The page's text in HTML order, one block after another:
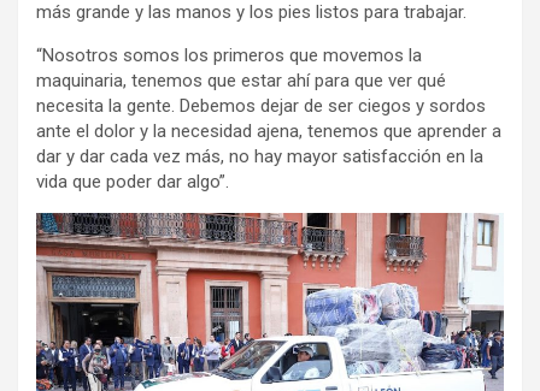
más grande y las manos y los pies listos para trabajar.
“Nosotros somos los primeros que movemos la
maquinaria, tenemos que estar ahí para que ver qué
necesita la gente. Debemos dejar de ser ciegos y sordos
ante el dolor y la necesidad ajena, tenemos que aprender a
dar y dar cada vez más, no hay mayor satisfacción en la
vida que poder dar algo”.